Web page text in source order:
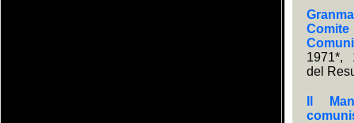
1971*,
del
Il